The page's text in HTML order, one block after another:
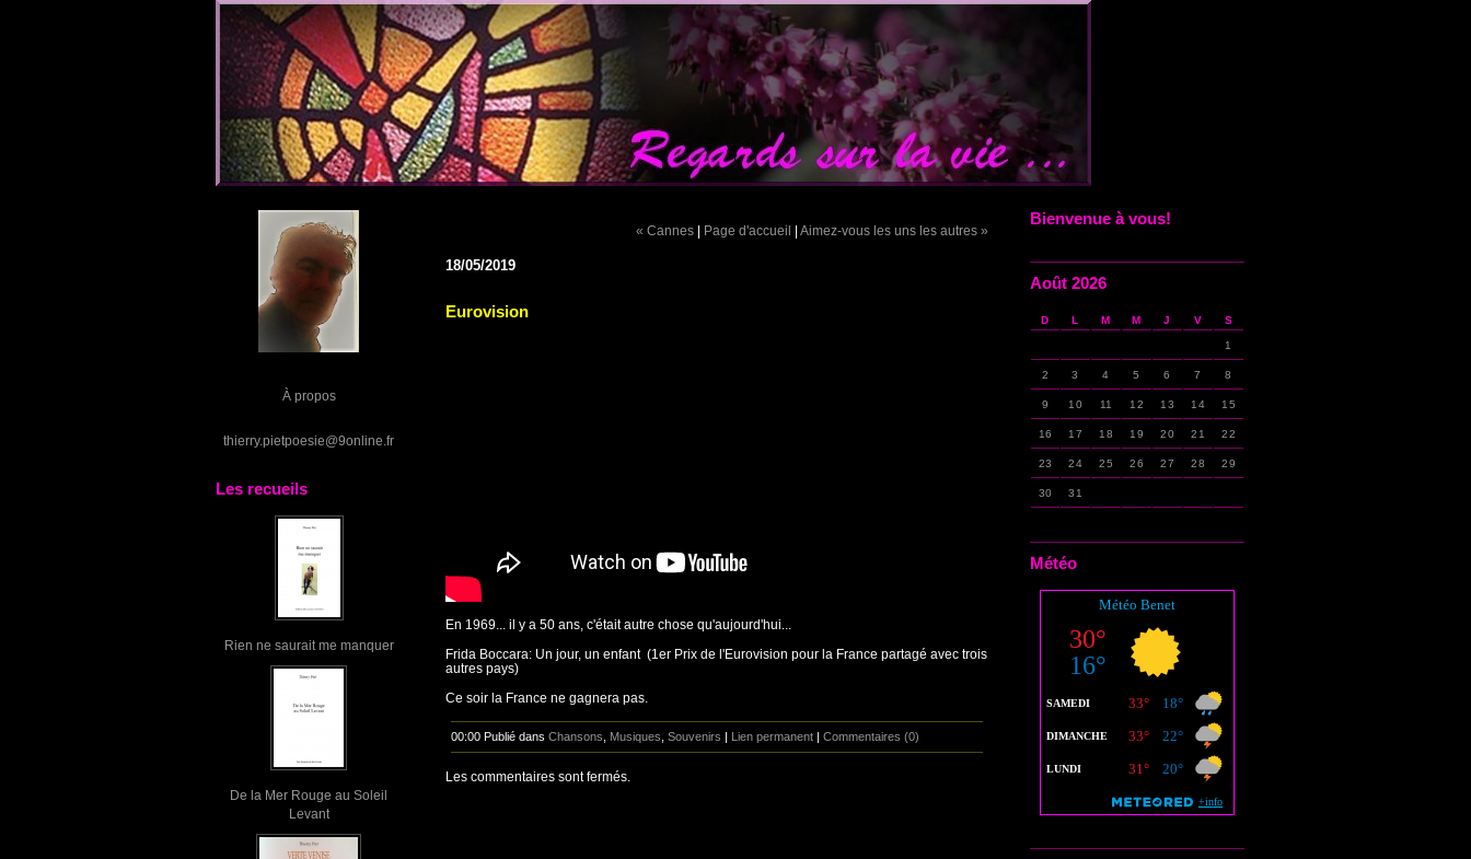
À propos
thierry.pietpoesie@9online.fr
Les recueils
Rien ne saurait me manquer
De la Mer Rouge au Soleil
Levant
Bienvenue à vous!
Août 2026
D L M M J V S
1
2 3 4 5 6 7 8
9 10 11 12 13 14 15
16 17 18 19 20 21 22
23 24 25 26 27 28 29
30 31
Météo
« Cannes | Page d'accueil | Aimez-vous les uns les autres »
18/05/2019
Eurovision
En 1969... il y a 50 ans, c'était autre chose qu'aujourd'hui...
Frida Boccara: Un jour, un enfant (1er Prix de l'Eurovision pour la France partagé avec trois
autres pays)
Ce soir la France ne gagnera pas.
00:00 Publié dans Chansons Musiques Souvenirs | Lien permanent | Commentaires (0)
Les commentaires sont fermés.